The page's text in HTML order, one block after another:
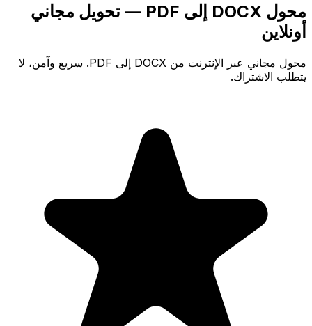
محول DOCX إلى PDF — تحويل مجاني
أونلاين
محول مجاني عبر الإنترنت من DOCX إلى PDF. سريع وآمن، لا
يتطلب الاشتراك.